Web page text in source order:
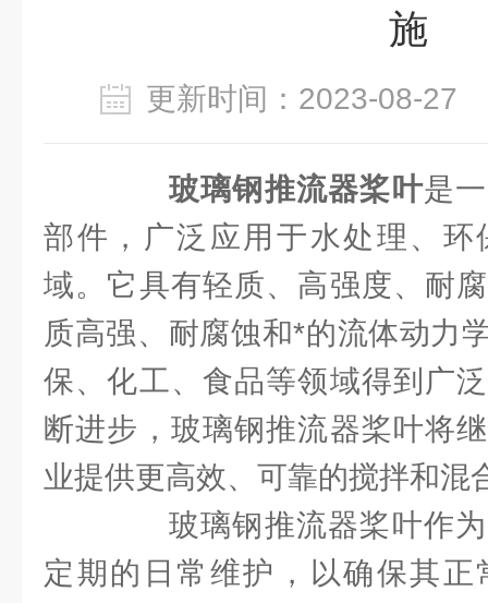
施
更新时间：2023-08-
玻璃钢推流器桨叶是
部件，广泛应用于水处理、环
域。它具有轻质、高强度、耐
质高强、耐腐蚀和*的流体动力
保、化工、食品等领域得到广
断进步，玻璃钢推流器桨叶将
业提供更高效、可靠的搅拌和混
玻璃钢推流器桨叶作为
定期的日常维护，以确保其